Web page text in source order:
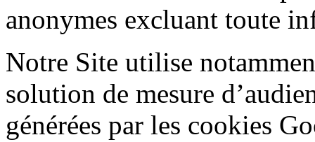
anonymes excluant toute
Notre Site utilise
solution de mesure
générées par les cookies